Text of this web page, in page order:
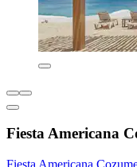
Fiesta Americana